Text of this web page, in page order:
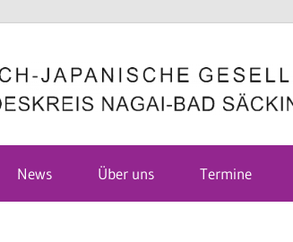
News Über uns Termine